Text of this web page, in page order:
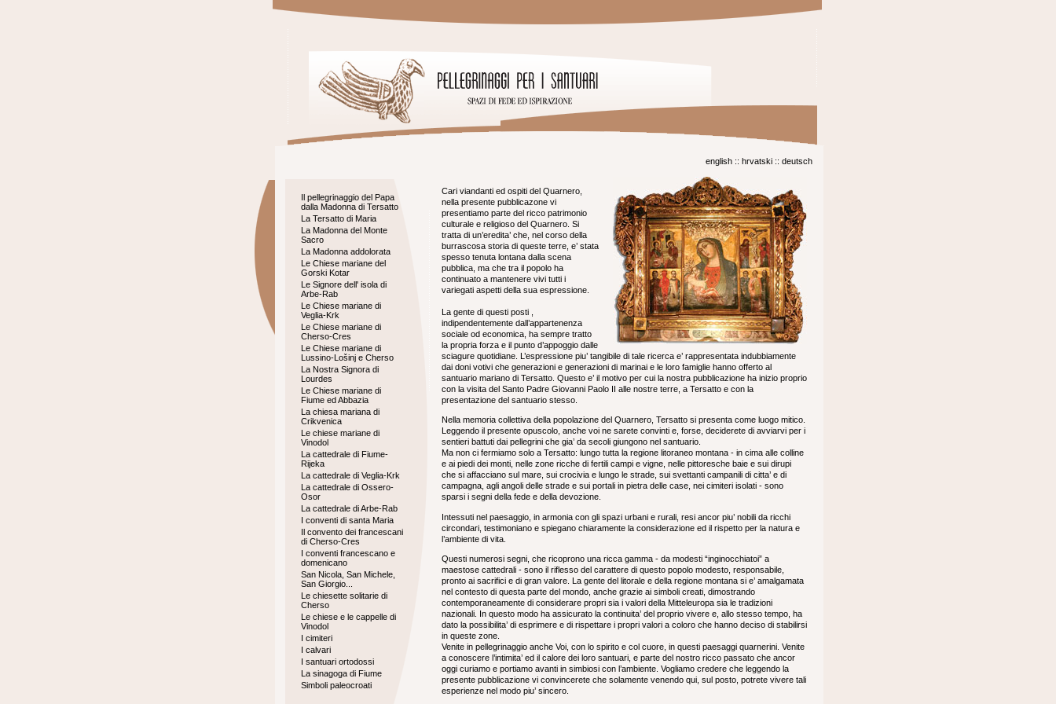
english:: hrvatski:: deutsch
Il pellegrinaggio del Papa
dalla Madonna di Tersatto
La Tersatto di Maria
La Madonna del Monte
Sacro
La Madonna addolorata
Le Chiese mariane del
Gorski Kotar
Le Signore dell' isola di
Arbe-Rab
Le Chiese mariane di
Veglia-Krk
Le Chiese mariane di
Cherso-Cres
Le Chiese mariane di
Lussino-Lošinj e Cherso
La Nostra Signora di
Lourdes
Le Chiese mariane di
Fiume ed Abbazia
La chiesa mariana di
Crikvenica
Le chiese mariane di
Vinodol
La cattedrale di Fiume-
Rijeka
La cattedrale di Veglia-Krk
La cattedrale di Ossero-
Osor
La cattedrale di Arbe-Rab
I conventi di santa Maria
Il convento dei francescani
di Cherso-Cres
I conventi francescano e
domenicano
San Nicola, San Michele,
San Giorgio...
Le chiesette solitarie di
Cherso
Le chiese e le cappelle di
Vinodol
I cimiteri
I calvari
I santuari ortodossi
La sinagoga di Fiume
Simboli paleocroati
Cari viandanti ed ospiti del Quarnero,
nella presente pubblicazone vi
presentiamo parte del ricco patrimonio
culturale e religioso del Quarnero. Si
tratta di un’eredita’ che, nel corso della
burrascosa storia di queste terre, e’ stata
spesso tenuta lontana dalla scena
pubblica, ma che tra il popolo ha
continuato a mantenere vivi tutti i
variegati aspetti della sua espressione.
La gente di questi posti ,
indipendentemente dall’appartenenza
sociale od economica, ha sempre tratto
la propria forza e il punto d’appoggio dalle
sciagure quotidiane. L’espressione piu’ tangibile di tale ricerca e’ rappresentata indubbiamente
dai doni votivi che generazioni e generazioni di marinai e le loro famiglie hanno offerto al
santuario mariano di Tersatto. Questo e’ il motivo per cui la nostra pubblicazione ha inizio proprio
con la visita del Santo Padre Giovanni Paolo II alle nostre terre, a Tersatto e con la
presentazione del santuario stesso.
Nella memoria collettiva della popolazione del Quarnero, Tersatto si presenta come luogo mitico.
Leggendo il presente opuscolo, anche voi ne sarete convinti e, forse, deciderete di avviarvi per i
sentieri battuti dai pellegrini che gia’ da secoli giungono nel santuario.
Ma non ci fermiamo solo a Tersatto: lungo tutta la regione litoraneo montana - in cima alle colline
e ai piedi dei monti, nelle zone ricche di fertili campi e vigne, nelle pittoresche baie e sui dirupi
che si affacciano sul mare, sui crocivia e lungo le strade, sui svettanti campanili di citta’ e di
campagna, agli angoli delle strade e sui portali in pietra delle case, nei cimiteri isolati - sono
sparsi i segni della fede e della devozione.
Intessuti nel paesaggio, in armonia con gli spazi urbani e rurali, resi ancor piu’ nobili da ricchi
circondari, testimoniano e spiegano chiaramente la considerazione ed il rispetto per la natura e
l’ambiente di vita.
Questi numerosi segni, che ricoprono una ricca gamma - da modesti “inginocchiatoi” a
maestose cattedrali - sono il riflesso del carattere di questo popolo modesto, responsabile,
pronto ai sacrifici e di gran valore. La gente del litorale e della regione montana si e’ amalgamata
nel contesto di questa parte del mondo, anche grazie ai simboli creati, dimostrando
contemporaneamente di considerare propri sia i valori della Mitteleuropa sia le tradizioni
nazionali. In questo modo ha assicurato la continuita’ del proprio vivere e, allo stesso tempo, ha
dato la possibilita’ di esprimere e di rispettare i propri valori a coloro che hanno deciso di stabilirsi
in queste zone.
Venite in pellegrinaggio anche Voi, con lo spirito e col cuore, in questi paesaggi quarnerini. Venite
a conoscere l’intimita’ ed il calore dei loro santuari, e parte del nostro ricco passato che ancor
oggi curiamo e portiamo avanti in simbiosi con l’ambiente. Vogliamo credere che leggendo la
presente pubblicazione vi convincerete che solamente venendo qui, sul posto, potrete vivere tali
esperienze nel modo piu’ sincero.